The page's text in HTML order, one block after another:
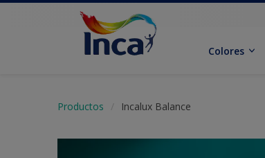
Colores
Productos Incalux Balance